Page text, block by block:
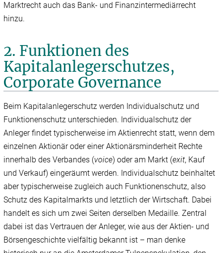
Marktrecht auch das Bank- und Finanzintermediärrecht
hinzu.
2. Funktionen des
Kapitalanleger­schutzes,
Corporate Governance
Beim Kapitalanlegerschutz werden Individualschutz und
Funktionenschutz unterschieden. Individualschutz der
Anleger findet typischerweise im Aktienrecht statt, wenn dem
einzelnen Aktionär oder einer Aktionärsminderheit Rechte
innerhalb des Verbandes (voice) oder am Markt (exit, Kauf
und Verkauf) eingeräumt werden. Individualschutz beinhaltet
aber typischerweise zugleich auch Funktionenschutz, also
Schutz des Kapitalmarkts und letztlich der Wirtschaft. Dabei
handelt es sich um zwei Seiten derselben Medaille. Zentral
dabei ist das Vertrauen der Anleger, wie aus der Aktien- und
Börsengeschichte vielfältig bekannt ist – man denke